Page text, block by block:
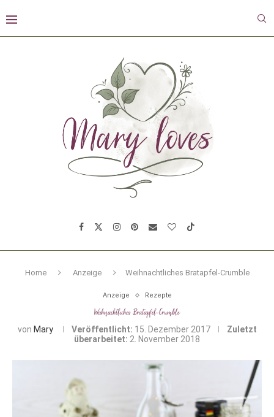
Home Anzeige Weihnachtliches Bratapfel-Crumble
Anzeige Rezepte
Weihnachtliches Bratapfel-Crumble
von Mary Veröffentlicht: 15. Dezember 2017
Zuletzt
überarbeitet: 2. November 2018